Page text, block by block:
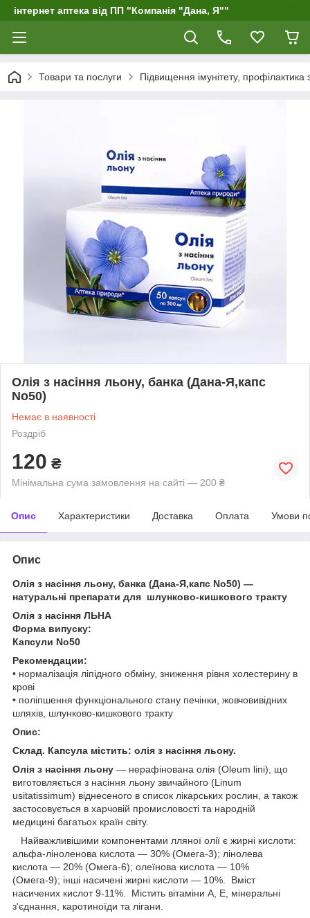
інтернет аптека від ПП "Компанія "Дана, Я""
Товари та послуги Підвищення імунітету,
Олія з насіння льону, банка (Дана-Я,капс
No50)
Немає в наявності
Роздріб
120 ₴
Мінімальна сума замовлення на сайті — 200 ₴
Опис Характеристики Доставка Оплата Умови
Опис
Олія з насіння льону, банка (Дана-Я,капс No50) —
натуральні препарати для шлунково-кишкового тракту ​
Олія з насіння ЛЬНА
Форма випуску:
Капсули No50
Рекомендации:
• нормалізація ліпідного обміну, зниження рівня холестерину в
крові
• поліпшення функціонального стану печінки, жовчовивідних
шляхів, шлунково-кишкового тракту
Опис:
Склад. Капсула містить: олія з насіння льону.
Олія з насіння льону ― нерафінована олія (Oleum lini), що
виготовляється з насіння льону звичайного (Linum
usitatissimum) віднесеного в список лікарських рослин, а також
застосовується в харчовій промисловості та народній
медицині багатьох країн світу.
Найважливішими компонентами лляної олії є жирні кислоти:
альфа-ліноленова кислота — 30% (Омега-3); лінолева
кислота — 20% (Омега-6); олеїнова кислота — 10%
(Омега-9); інші насичені жирні кислоти — 10%. Вміст
насичених кислот 9-11%. Містить вітаміни А, E, мінеральні
з'єднання, каротиноїди та лігани.